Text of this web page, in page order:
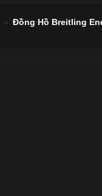
- Đồng Hồ Breitling